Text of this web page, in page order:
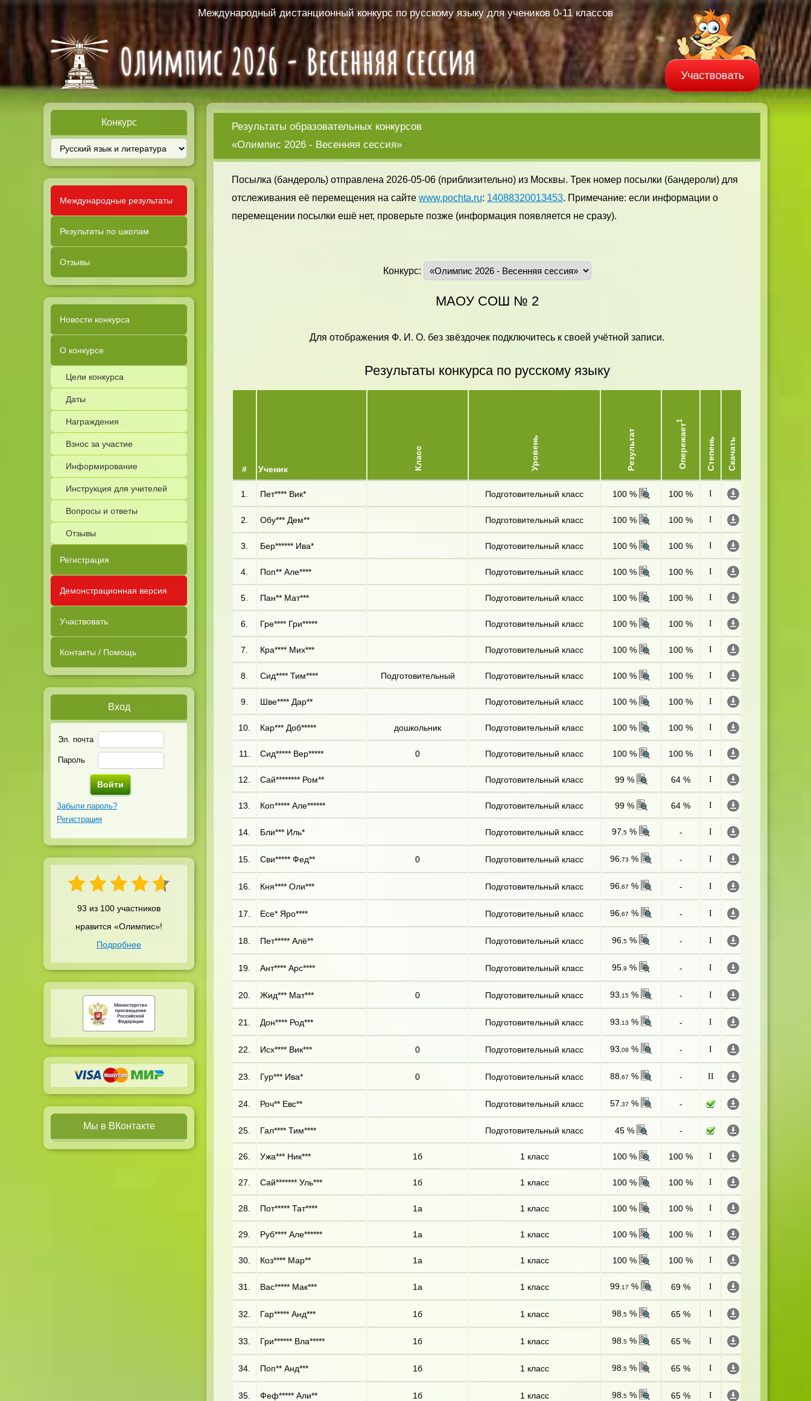
Международный дистанционный конкурс по русскому языку для учеников 0-11 классов
Участвовать
Конкурс
Международные результаты
Результаты по школам
Отзывы
Новости конкурса
О конкурсе
Цели конкурса
Даты
Награждения
Взнос за участие
Информирование
Инструкция для учителей
Вопросы и ответы
Отзывы
Регистрация
Демонстрационная версия
Участвовать
Контакты / Помощь
Вход
Эл. почта
Пароль
Забыли пароль?
Регистрация
93 из 100 участников
нравится «Олимпис»!
Подробнее
Мы в ВКонтакте
Результаты образовательных конкурсов
«Олимпис 2026 - Весенняя сессия»
Посылка (бандероль) отправлена 2026-05-06 (приблизительно) из Москвы. Трек номер посылки (бандероли) для
отслеживания её перемещения на сайте www.pochta.ru: 14088320013453. Примечание: если информации о
перемещении посылки ешё нет, проверьте позже (информация появляется не сразу).
Конкурс:
МАОУ СОШ № 2
Для отображения Ф. И. О. без звёздочек подключитесь к своей учётной записи.
Результаты конкурса по русскому языку
# Ученик Класс Уровень Результат Опережает
1
Степень Скачать
1. Пет**** Вик* Подготовительный класс 100 % 100 % I
2. Обу*** Дем** Подготовительный класс 100 % 100 % I
3. Бер****** Ива* Подготовительный класс 100 % 100 % I
4. Поп** Але**** Подготовительный класс 100 % 100 % I
5. Пан** Мат*** Подготовительный класс 100 % 100 % I
6. Гре**** Гри***** Подготовительный класс 100 % 100 % I
7. Кра**** Мих*** Подготовительный класс 100 % 100 % I
8. Сид**** Тим**** Подготовительный Подготовительный класс 100 % 100 % I
9. Шве**** Дар** Подготовительный класс 100 % 100 % I
10. Кар*** Доб***** дошкольник Подготовительный класс 100 % 100 % I
11. Сид***** Вер***** 0 Подготовительный класс 100 % 100 % I
12. Сай******** Ром** Подготовительный класс 99 % 64 % I
13. Коп***** Але****** Подготовительный класс 99 % 64 % I
14. Бли*** Иль* Подготовительный класс 97 ,5 % - I
15. Сви***** Фед** 0 Подготовительный класс 96 ,73 % - I
16. Кня**** Оли*** Подготовительный класс 96 ,67 % - I
17. Есе* Яро**** Подготовительный класс 96 ,67 % - I
18. Пет***** Алё** Подготовительный класс 96 ,5 % - I
19. Ант**** Арс**** Подготовительный класс 95 ,9 % - I
20. Жид*** Мат*** 0 Подготовительный класс 93 ,15 % - I
21. Дон**** Род*** Подготовительный класс 93 ,13 % - I
22. Исх**** Вик*** 0 Подготовительный класс 93 ,08 % - I
23. Гур*** Ива* 0 Подготовительный класс 88 ,67 % - II
24. Роч** Евс** Подготовительный класс 57 ,37 % -
25. Гал**** Тим**** Подготовительный класс 45 % -
26. Ужа*** Ник*** 1б 1 класс 100 % 100 % I
27. Сай******* Уль*** 1б 1 класс 100 % 100 % I
28. Пот***** Тат**** 1а 1 класс 100 % 100 % I
29. Руб**** Але****** 1а 1 класс 100 % 100 % I
30. Коз**** Мар** 1а 1 класс 100 % 100 % I
31. Вас***** Мак*** 1а 1 класс 99 ,17 % 69 % I
32. Гар***** Анд*** 1б 1 класс 98 ,5 % 65 % I
33. Гри****** Вла***** 1б 1 класс 98 ,5 % 65 % I
34. Поп** Анд*** 1б 1 класс 98 ,5 % 65 % I
35. Феф***** Али** 1б 1 класс 98 ,5 % 65 % I